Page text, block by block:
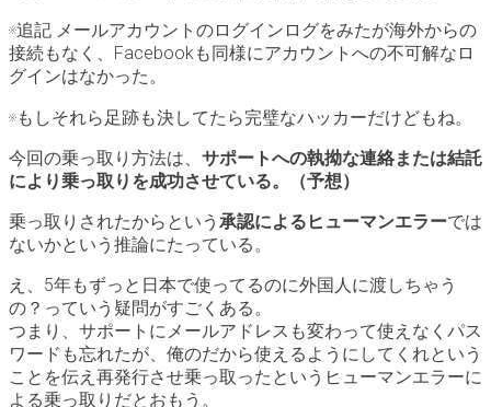
※追記 メールアカウントのログインログをみたが海外からの
接続もなく、Facebookも同様にアカウントへの不可解なロ
グインはなかった。
※もしそれら足跡も決してたら完璧なハッカーだけどもね。
今回の乗っ取り方法は、 サポートへの執拗な連絡または結託
により乗っ取りを成功させている。（予想）
乗っ取りされたからという 承認によるヒューマンエラーでは
ないかという推論にたっている。
え、5年もずっと日本で使ってるのに外国人に渡しちゃう
の？っていう疑問がすごくある。
つまり、サポートにメールアドレスも変わって使えなくパス
ワードも忘れたが、俺のだから使えるようにしてくれという
ことを伝え再発行させ乗っ取ったというヒューマンエラーに
よる乗っ取りだとおもう。